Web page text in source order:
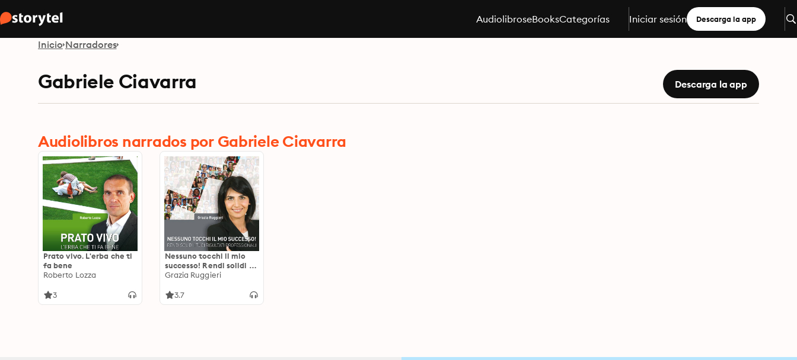
AudiolibroseBooksCategorías Iniciar sesión Descarga la app
Inicio Narradores
Gabriele Ciavarra Descarga la app
Audiolibros narrados por Gabriele Ciavarra
Prato vivo. L'erba che ti
fa bene
Roberto Lozza
3
Nessuno tocchi il mio
successo! Rendi solidi i
tuoi risultati
Grazia Ruggieri
3.7